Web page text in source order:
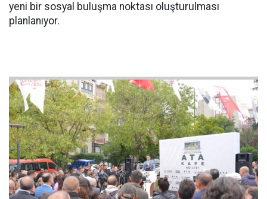
yeni bir sosyal buluşma noktası oluşturulması
planlanıyor.